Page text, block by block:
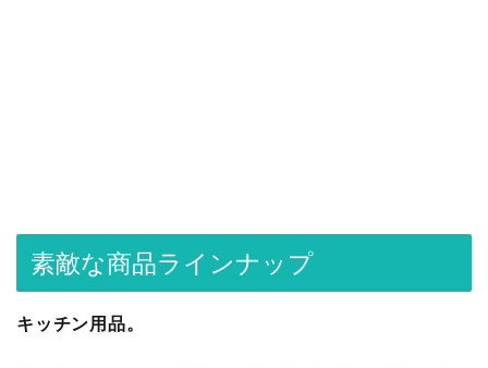
素敵な商品ラインナップ
キッチン用品。